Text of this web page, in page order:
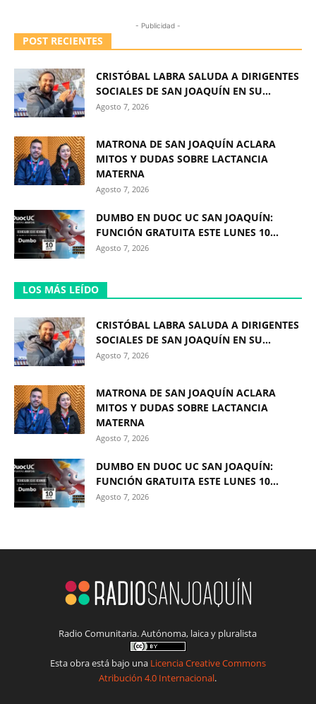
- Publicidad -
POST RECIENTES
CRISTÓBAL LABRA SALUDA A DIRIGENTES
SOCIALES DE SAN JOAQUÍN EN SU...
Agosto 7, 2026
MATRONA DE SAN JOAQUÍN ACLARA
MITOS Y DUDAS SOBRE LACTANCIA
MATERNA
Agosto 7, 2026
DUMBO EN DUOC UC SAN JOAQUÍN:
FUNCIÓN GRATUITA ESTE LUNES 10...
Agosto 7, 2026
LOS MÁS LEÍDO
CRISTÓBAL LABRA SALUDA A DIRIGENTES
SOCIALES DE SAN JOAQUÍN EN SU...
Agosto 7, 2026
MATRONA DE SAN JOAQUÍN ACLARA
MITOS Y DUDAS SOBRE LACTANCIA
MATERNA
Agosto 7, 2026
DUMBO EN DUOC UC SAN JOAQUÍN:
FUNCIÓN GRATUITA ESTE LUNES 10...
Agosto 7, 2026
Radio Comunitaria. Autónoma, laica y pluralista
Esta obra está bajo una Licencia Creative Commons
Atribución 4.0 Internacional.